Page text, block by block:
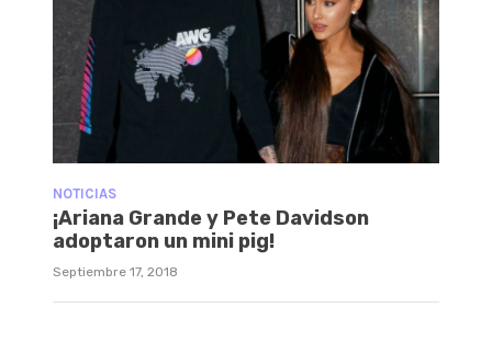
NOTICIAS
¡Ariana Grande y Pete Davidson
adoptaron un mini pig!
Septiembre 17, 2018